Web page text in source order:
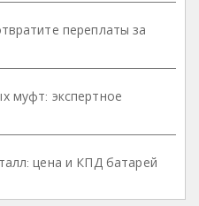
переплаты за
муфт: экспертное
цена и КПД батарей